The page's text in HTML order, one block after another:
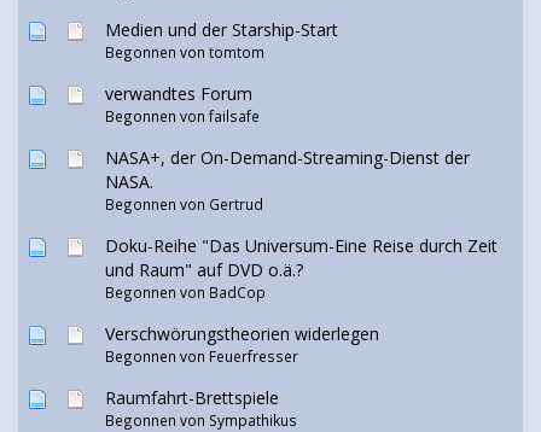
Medien und der Starship-Start
Begonnen von tomtom
verwandtes Forum
Begonnen von failsafe
NASA+, der On-Demand-Streaming-Dienst der
NASA.
Begonnen von Gertrud
Doku-Reihe "Das Universum-Eine Reise durch Zeit
und Raum" auf DVD o.ä.?
Begonnen von BadCop
Verschwörungstheorien widerlegen
Begonnen von Feuerfresser
Raumfahrt-Brettspiele
Begonnen von Sympathikus